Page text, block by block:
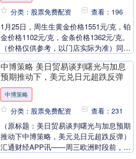
分类：股票免费配资 查看：196
1月25日，周生生黄金价格1551元/克，铂
金价格1102元/克，金条价格1362元/克。
（价格仅供参考，以门店实际为准）同日
中博策略 美日贸易谈判曙光与加息
预期推动下，美元兑日元超跌反弹
中博策略
分类：股票免费配资 查看：231
（原标题：美日贸易谈判曙光与加息预期
推动下中博策略，美元兑日元超跌反弹）
汇通财经APP讯——周三欧洲时段前，美